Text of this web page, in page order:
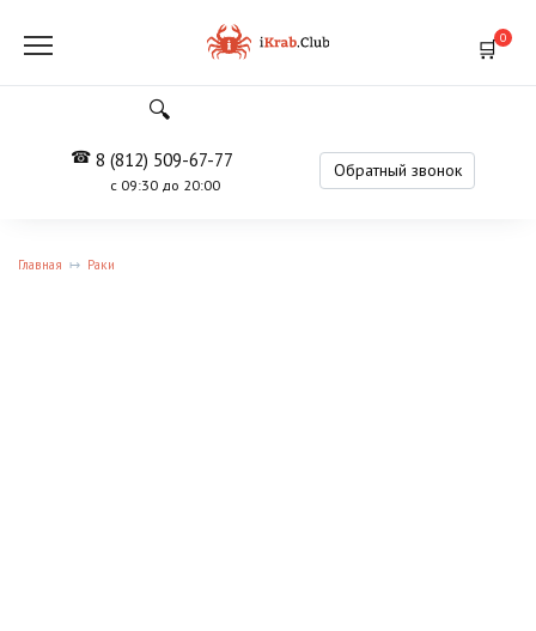
содержанию
0
8 (812) 509-67-77
с 09:30 до 20:00
Обратный звонок
Главная Раки